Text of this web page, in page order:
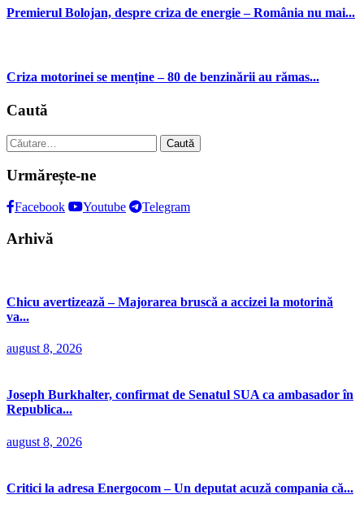
Premierul Bolojan, despre criza de energie – România nu mai...
Criza motorinei se menține – 80 de benzinării au rămas...
Caută
Caută
după:
Urmărește-ne
Facebook Youtube Telegram
Arhivă
Chicu avertizează – Majorarea bruscă a accizei la motorină
va...
august 8, 2026
Joseph Burkhalter, confirmat de Senatul SUA ca ambasador în
Republica...
august 8, 2026
Critici la adresa Energocom – Un deputat acuză compania că...